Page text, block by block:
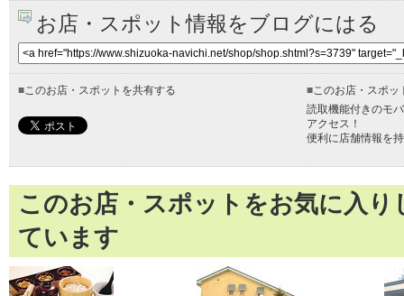
お店・スポット情報をブログにはる
■このお店・スポットを共有する ■このお店・スポッ
読取機能付きのモ
アクセス！
便利に店舗情報を
このお店・スポットをお気に入
ています